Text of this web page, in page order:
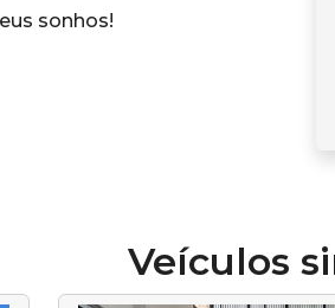
sonhos!
Veículos